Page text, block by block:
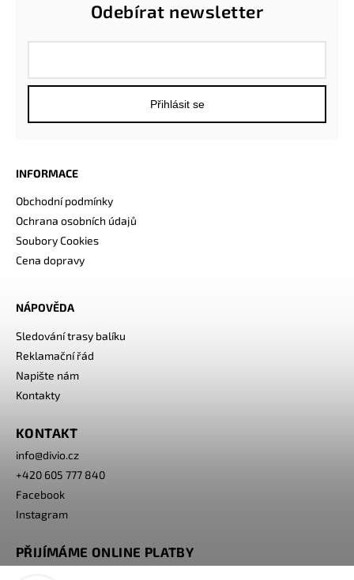
INFORMACE
Obchodní podmínky
Ochrana osobních údajů
Soubory Cookies
Cena dopravy
NÁPOVĚDA
Sledování trasy balíku
Reklamační řád
Napište nám
Kontakty
Odebírat newsletter
Přihlásit se
KONTAKT
info@divio.cz
+420 605 777 840
Facebook
Instagram
PŘIJÍMÁME ONLINE PLATBY